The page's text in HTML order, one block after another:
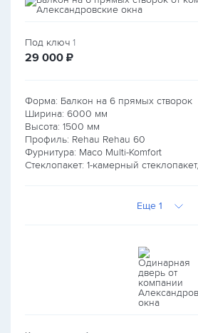
Под ключ 1
29 000 руб.
₽
Форма: Балкон на 6 прямых створок
Ширина: 6000 мм
Высота: 1500 мм
Профиль: Rehau Rehau 60
Фурнитура: Maco Multi-Komfort
Стеклопакет: 1-камерный
Еще 1